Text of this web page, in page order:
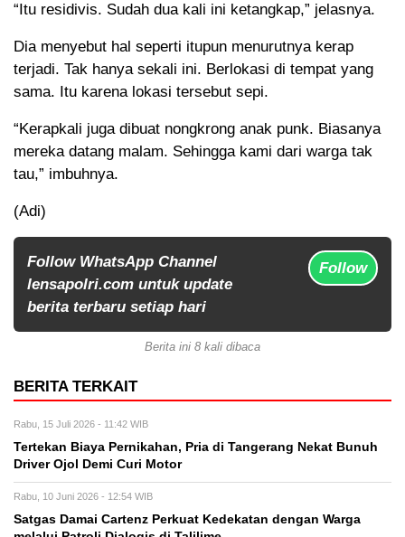
“Itu residivis. Sudah dua kali ini ketangkap,” jelasnya.
Dia menyebut hal seperti itupun menurutnya kerap
terjadi. Tak hanya sekali ini. Berlokasi di tempat yang
sama. Itu karena lokasi tersebut sepi.
“Kerapkali juga dibuat nongkrong anak punk. Biasanya
mereka datang malam. Sehingga kami dari warga tak
tau,” imbuhnya.
(Adi)
Follow WhatsApp Channel
lensapolri.com untuk update
berita terbaru setiap hari
Follow
Berita ini 8 kali dibaca
BERITA TERKAIT
Rabu, 15 Juli 2026 - 11:42 WIB
Tertekan Biaya Pernikahan, Pria di Tangerang Nekat Bunuh
Driver Ojol Demi Curi Motor
Rabu, 10 Juni 2026 - 12:54 WIB
Satgas Damai Cartenz Perkuat Kedekatan dengan Warga